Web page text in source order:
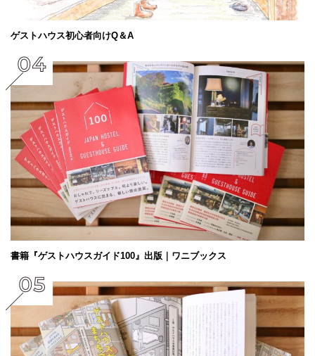
ゲストハウス初心者向けQ＆A
書籍『ゲストハウスガイド100』出版｜ワニブックス